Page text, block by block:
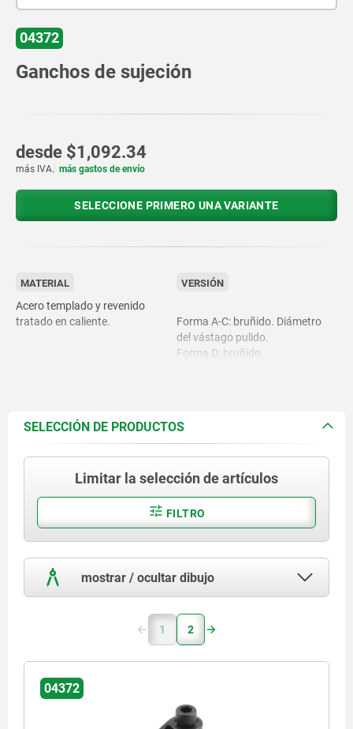
04372
Ganchos de sujeción
desde $1,092.34
más IVA. más gastos de envío
SELECCIONE PRIMERO UNA VARIANTE
MATERIAL
Acero templado y revenido
tratado en caliente.
VERSIÓN
Forma A-C: bruñido. Diámetro
del vástago pulido.
Forma D: bruñido.
SELECCIÓN DE PRODUCTOS
Limitar la selección de artículos
FILTRO
mostrar / ocultar dibujo
1 2
04372